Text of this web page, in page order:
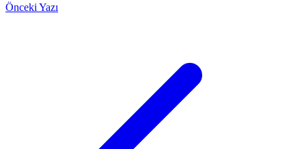
Önceki Yazı